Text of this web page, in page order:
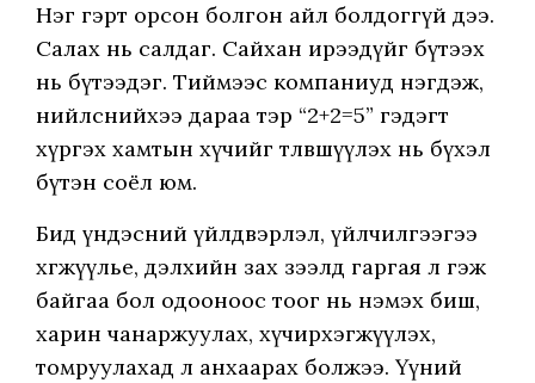
Нэг гэрт орсон болгон айл болдоггүй дээ.
Салах нь салдаг. Сайхан ирээдүйг бүтээх
нь бүтээдэг. Тиймээс компаниуд нэгдэж,
нийлснийхээ дараа тэр “2+2=5” гэдэгт
хүргэх хамтын хүчийг төлөвшүүлэх нь бүхэл
бүтэн соёл юм.
Бид үндэсний үйлдвэрлэл, үйлчилгээгээ
хөгжүүлье, дэлхийн зах зээлд гаргая л гэж
байгаа бол одооноос тоог нь нэмэх биш,
харин чанаржуулах, хүчирхэгжүүлэх,
томруулахад л анхаарах болжээ. Үүний